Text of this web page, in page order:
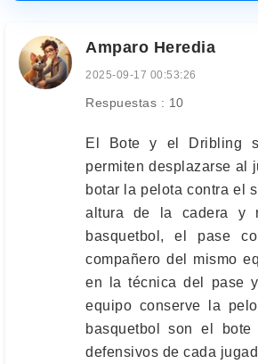
Amparo Heredia
2025-09-17 00:53:26
Respuestas : 10
El Bote y el Dribling
permiten desplazarse al
botar la pelota contra el
altura de la cadera y
basquetbol, el pase
compañero del mismo
en la técnica del pase
equipo conserve la
basquetbol son el
defensivos de cada